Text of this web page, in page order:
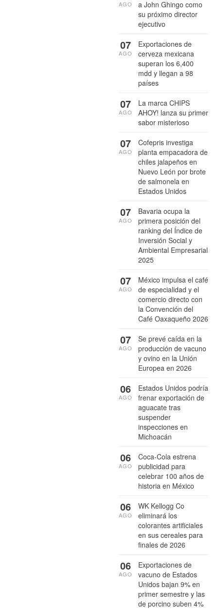
a John Ghingo como
su próximo director
ejecutivo
AGO
Exportaciones de
cerveza mexicana
superan los 6,400
mdd y llegan a 98
países
07
AGO
La marca CHIPS
AHOY! lanza su primer
sabor misterioso
07
AGO
Cofepris investiga
planta empacadora de
chiles jalapeños en
Nuevo León por brote
de salmonela en
Estados Unidos
07
AGO
Bavaria ocupa la
primera posición del
ranking del Índice de
Inversión Social y
Ambiental Empresarial
2025
07
AGO
México impulsa el café
de especialidad y el
comercio directo con
la Convención del
Café Oaxaqueño 2026
07
AGO
Se prevé caída en la
producción de vacuno
y ovino en la Unión
Europea en 2026
07
AGO
Estados Unidos podría
frenar exportación de
aguacate tras
suspender
inspecciones en
Michoacán
06
AGO
Coca-Cola estrena
publicidad para
celebrar 100 años de
historia en México
06
AGO
WK Kellogg Co
eliminará los
colorantes artificiales
en sus cereales para
finales de 2026
06
AGO
Exportaciones de
vacuno de Estados
Unidos bajan 9% en
primer semestre y las
de porcino suben 4%
06
AGO